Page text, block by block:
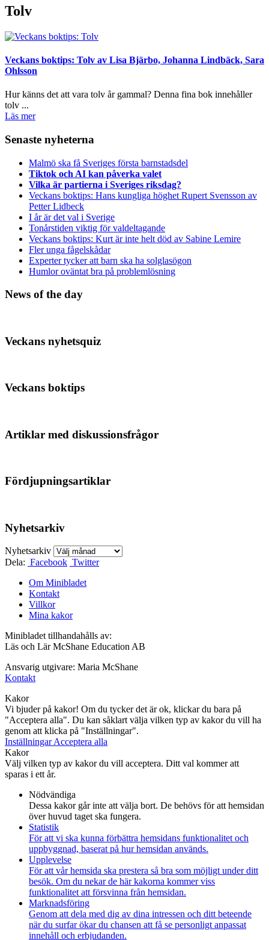
Tolv
Veckans boktips: Tolv av Lisa Bjärbo, Johanna Lindbäck, Sara
Ohlsson
Hur känns det att vara tolv år gammal? Denna fina bok innehåller
tolv ...
Läs mer
Senaste nyheterna
Malmö ska få Sveriges första barnstadsdel
Tiktok och AI kan påverka valet
Vilka är partierna i Sveriges riksdag?
Veckans boktips: Hans kungliga höghet Rupert Svensson av
Petter Lidbeck
I år är det val i Sverige
Tonårstiden viktig för valdeltagande
Veckans boktips: Kurt är inte helt död av Sabine Lemire
Fler unga fågelskådar
Experter tycker att barn ska ha solglasögon
Humlor oväntat bra på problemlösning
News of the day
Veckans nyhetsquiz
Veckans boktips
Artiklar med diskussionsfrågor
Fördjupningsartiklar
Nyhetsarkiv
Nyhetsarkiv
Dela: Facebook Twitter
Om Minibladet
Kontakt
Villkor
Mina kakor
Minibladet tillhandahålls av:
Läs och Lär McShane Education AB
Ansvarig utgivare: Maria McShane
Kontakt
Kakor
Vi bjuder på kakor! Om du tycker det är ok, klickar du bara på
"Acceptera alla". Du kan såklart välja vilken typ av kakor du vill ha
genom att klicka på "Inställningar".
InställningarAcceptera alla
Kakor
Välj vilken typ av kakor du vill acceptera. Ditt val kommer att
sparas i ett år.
Nödvändiga
Dessa kakor går inte att välja bort. De behövs för att hemsidan
över huvud taget ska fungera.
Statistik
För att vi ska kunna förbättra hemsidans funktionalitet och
uppbyggnad, baserat på hur hemsidan används.
Upplevelse
För att vår hemsida ska prestera så bra som möjligt under ditt
besök. Om du nekar de här kakorna kommer viss
funktionalitet att försvinna från hemsidan.
Marknadsföring
Genom att dela med dig av dina intressen och ditt beteende
när du surfar ökar du chansen att få se personligt anpassat
innehåll och erbjudanden.